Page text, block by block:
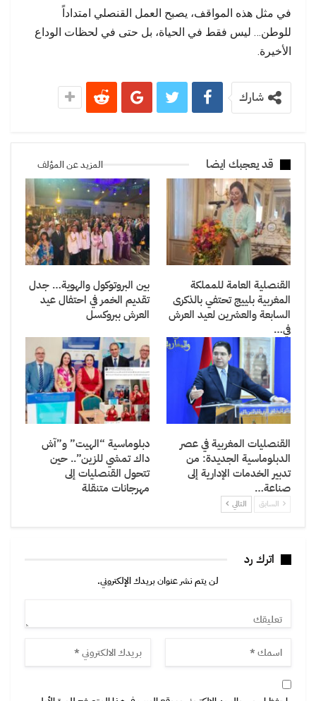
في مثل هذه المواقف، يصبح العمل القنصلي امتداداً
للوطن… ليس فقط في الحياة، بل حتى في لحظات الوداع
الأخيرة.
شارك
قد يعجبك ايضا المزيد عن المؤلف
القنصلية العامة للمملكة
المغربية بلييج تحتفي بالذكرى
السابعة والعشرين لعيد العرش
في…
بين البروتوكول والهوية… جدل
تقديم الخمر في احتفال عيد
العرش ببروكسل
القنصليات المغربية في عصر
الدبلوماسية الجديدة: من
تدبير الخدمات الإدارية إلى
صناعة…
دبلوماسية “الهيت” و”آش
داك تمشي للزين”.. حين
تتحول القنصليات إلى
مهرجانات متنقلة
السابق التالي
اترك رد
لن يتم نشر عنوان بريدك الإلكتروني.